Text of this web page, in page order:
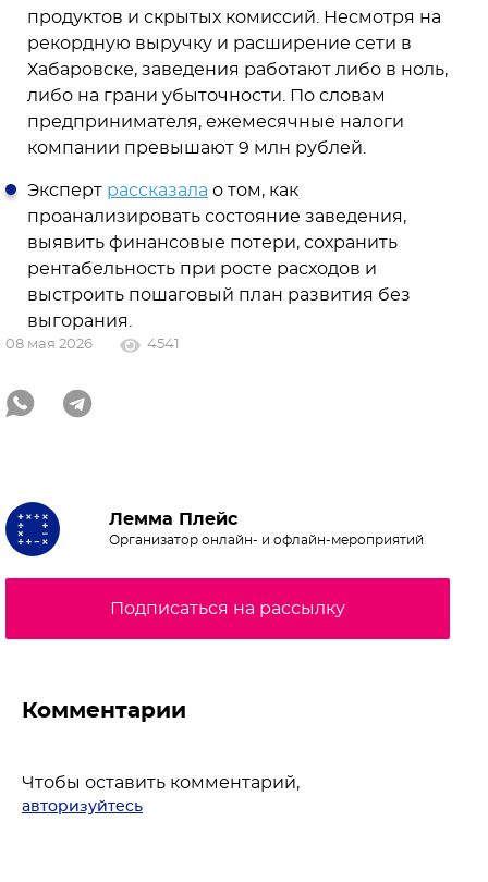
продуктов и скрытых комиссий. Несмотря на
рекордную выручку и расширение сети в
Хабаровске, заведения работают либо в ноль,
либо на грани убыточности. По словам
предпринимателя, ежемесячные налоги
компании превышают 9 млн рублей.
Эксперт рассказала о том, как
проанализировать состояние заведения,
выявить финансовые потери, сохранить
рентабельность при росте расходов и
выстроить пошаговый план развития без
выгорания.
08 мая 2026 4541
Лемма Плейс
Организатор онлайн- и офлайн-мероприятий
Подписаться на рассылку
Комментарии
Чтобы оставить комментарий,
авторизуйтесь